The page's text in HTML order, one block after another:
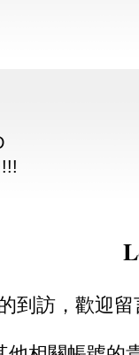
訪，歡迎留